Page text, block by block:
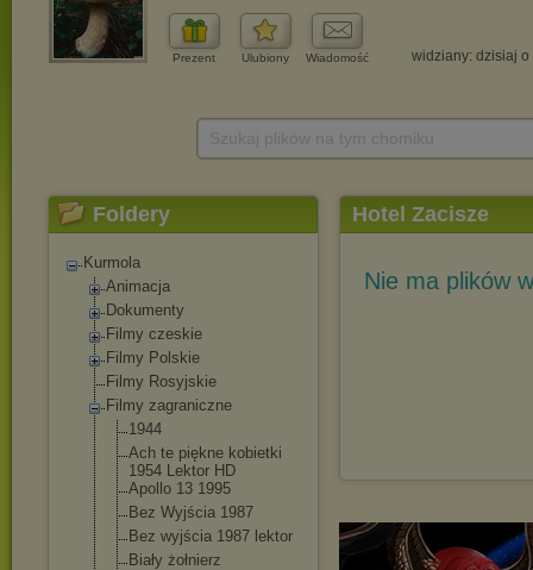
Prezent Ulubiony Wiadomość widziany: dzisiaj o
Foldery
Kurmola
Animacja
Dokumenty
Filmy czeskie
Filmy Polskie
Filmy Rosyjskie
Filmy zagraniczne
1944
Ach te piękne kobietki
1954 Lektor HD
Apollo 13 1995
Bez Wyjścia 1987
Bez wyjścia 1987 lektor
Biały żołnierz
Hotel Zacisze
Nie ma plików